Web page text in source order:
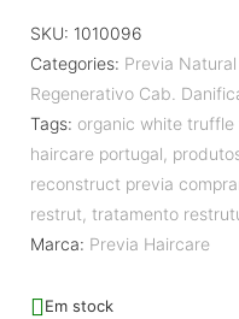
SKU: 1010096
Categories: Previa
Regenerativo Cab.
Tags: organic white truffle
haircare portugal,
reconstruct previa
restrut, tratamento
Marca: Previa Haircare
Em stock